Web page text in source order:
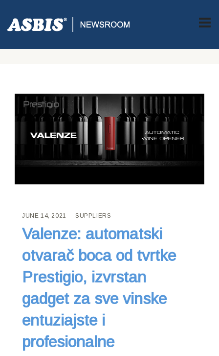
ASBIS CROATIA SUPPLIERS> VALENZE: AUTOMATSKI
OTVARAČ BOCA OD TVRTKE PRESTIGIO, IZVRSTAN GADGET ZA
JUNE 14, 2021 SUPPLIERS
Valenze: automatski
otvarač boca od tvrtke
Prestigio, izvrstan
gadget za sve vinske
entuziajste i
profesionalne